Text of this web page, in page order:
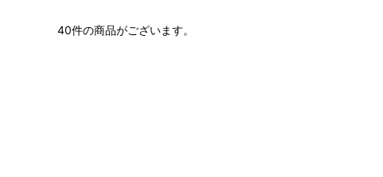
40件の商品がございます。